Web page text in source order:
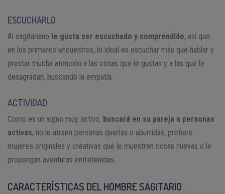
ESCUCHARLO
Al sagitariano le gusta ser escuchado y comprendido, así que
en los primeros encuentros, lo ideal es escuchar más que hablar y
prestar mucha atención a las cosas que le gustan y a las que le
desagradan, buscando la empatía.
ACTIVIDAD
Como es un signo muy activo, buscará en su pareja a personas
activas, no le atraen personas quietas o aburridas, prefiere
mujeres originales y creativas que le muestren cosas nuevas o le
propongan aventuras entretenidas.
CARACTERÍSTICAS DEL HOMBRE SAGITARIO